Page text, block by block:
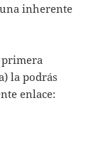
inherente
la podrás
enlace: